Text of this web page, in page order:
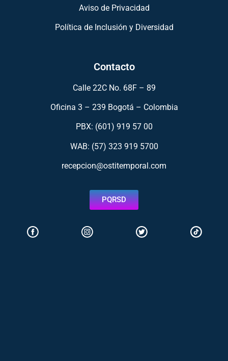
Aviso de Privacidad
Política de Inclusión y Diversidad
Contacto
Calle 22C No. 68F – 89
Oficina 3 – 239 Bogotá – Colombia
PBX: (601) 919 57 00
WAB: (57) 323 919 5700
recepcion@ostitemporal.com
PQRSD